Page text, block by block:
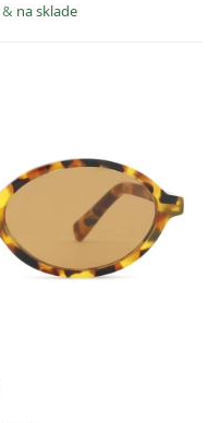
& na sklade